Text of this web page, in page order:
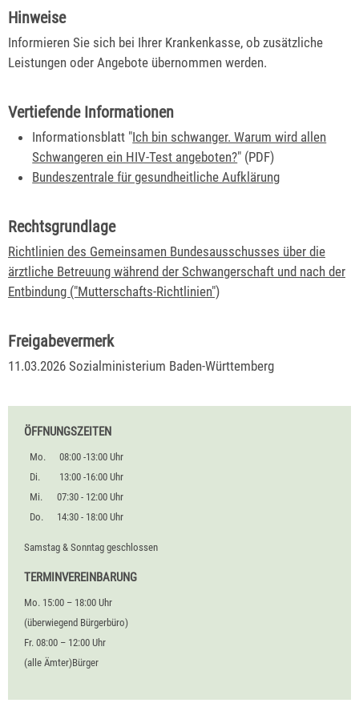
Hinweise
Informieren Sie sich bei Ihrer Krankenkasse, ob zusätzliche
Leistungen oder Angebote übernommen werden.
Vertiefende Informationen
Informationsblatt "Ich bin schwanger. Warum wird allen
Schwangeren ein HIV-Test angeboten?" (PDF)
Bundeszentrale für gesundheitliche Aufklärung
Rechtsgrundlage
Richtlinien des Gemeinsamen Bundesausschusses über die
ärztliche Betreuung während der Schwangerschaft und nach der
Entbindung ("Mutterschafts-Richtlinien")
Freigabevermerk
11.03.2026 Sozialministerium Baden-Württemberg
ÖFFNUNGSZEITEN
Mo.
08:00 -13:00 Uhr
Di.
13:00 -16:00 Uhr
Mi.
07:30 - 12:00 Uhr
Do.
14:30 - 18:00 Uhr
Samstag & Sonntag geschlossen
TERMINVEREINBARUNG
Mo. 15:00 – 18:00 Uhr
(überwiegend Bürgerbüro)
Fr. 08:00 – 12:00 Uhr
(alle Ämter)Bürger